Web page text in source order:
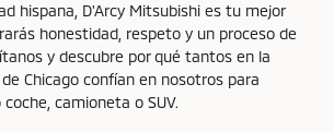
hispana, D'Arcy Mitsubishi es tu mejor
honestidad, respeto y un proceso de
y descubre por qué tantos en la
Chicago confían en nosotros para
camioneta o SUV.